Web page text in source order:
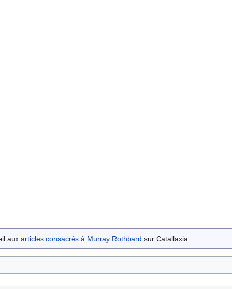
aux articles consacrés à Murray Rothbard sur Catallaxia.